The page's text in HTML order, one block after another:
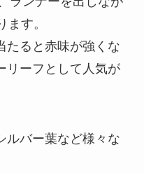
ます。
たると赤味が強くな
リーフとして人気が
ルバー葉など様々な